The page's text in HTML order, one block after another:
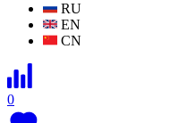
RU
EN
CN
0